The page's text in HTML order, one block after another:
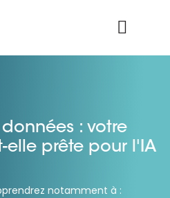
: votre
elle prête pour l'IA
notamment à :